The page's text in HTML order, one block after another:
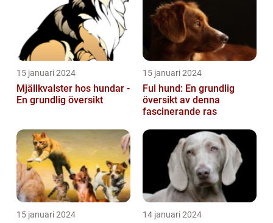
15 januari 2024
Mjällkvalster hos hundar -
En grundlig översikt
15 januari 2024
Ful hund: En grundlig
översikt av denna
fascinerande ras
15 januari 2024 14 januari 2024